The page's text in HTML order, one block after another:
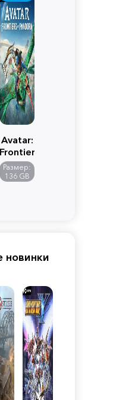
Avatar:
Frontiers
of
Pandora
Размер:
136 GB